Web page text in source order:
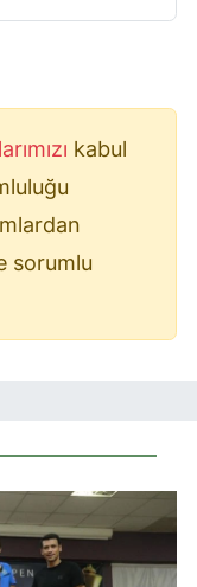
kabul
sorumlu